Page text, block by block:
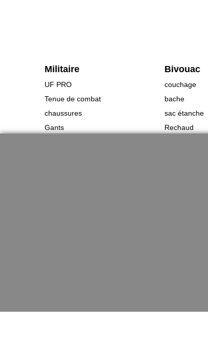
Militaire
UF PRO
Tenue de combat
chaussures
Gants
Bivouac
couchage
bache
sac étanche
Rechaud